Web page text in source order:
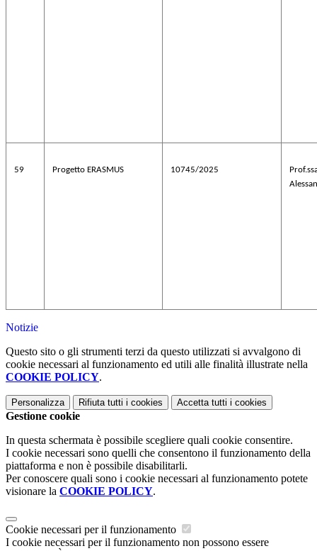
59 Progetto ERASMUS 10745/2025
Notizie
Questo sito o gli strumenti terzi da questo utilizzati si avvalgono di
cookie necessari al funzionamento ed utili alle finalità illustrate nella
COOKIE POLICY.
Personalizza Rifiuta tutti i cookies Accetta tutti i cookies
Gestione cookie
In questa schermata è possibile scegliere quali cookie consentire.
I cookie necessari sono quelli che consentono il funzionamento della
piattaforma e non è possibile disabilitarli.
Per conoscere quali sono i cookie necessari al funzionamento potete
visionare la COOKIE POLICY.
Cookie necessari per il funzionamento
I cookie necessari per il funzionamento non possono essere